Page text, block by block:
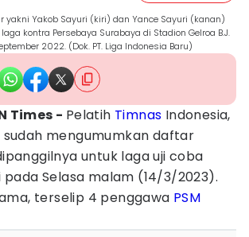
yakni Yakob Sayuri (kiri) dan Yance Sayuri (kanan)
kontra Persebaya Surabaya di Stadion Gelroa B.J.
2022. (Dok. PT. Liga Indonesia Baru)
Times - Pelatih Timnas Indonesia,
sudah mengumumkan daftar
untuk laga uji coba
Selasa malam (14/3/2023).
terselip 4 penggawa PSM